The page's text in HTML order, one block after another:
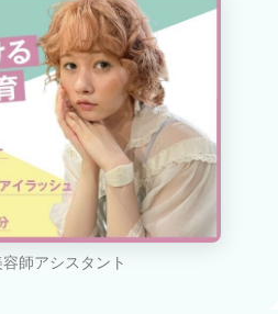
町村を選択
美容師アシスタント
フロント・レセプション
アイリスト
師アシスタント